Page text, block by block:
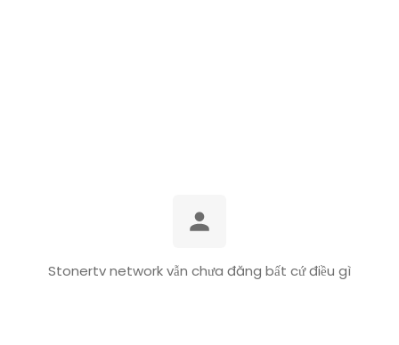
Stonertv network vẫn chưa đăng bất cứ điều gì